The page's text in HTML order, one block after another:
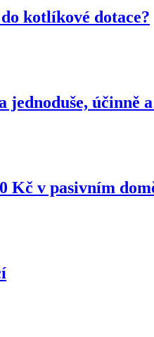
kotlíkové dotace?
jednoduše, účinně
Kč v pasivním